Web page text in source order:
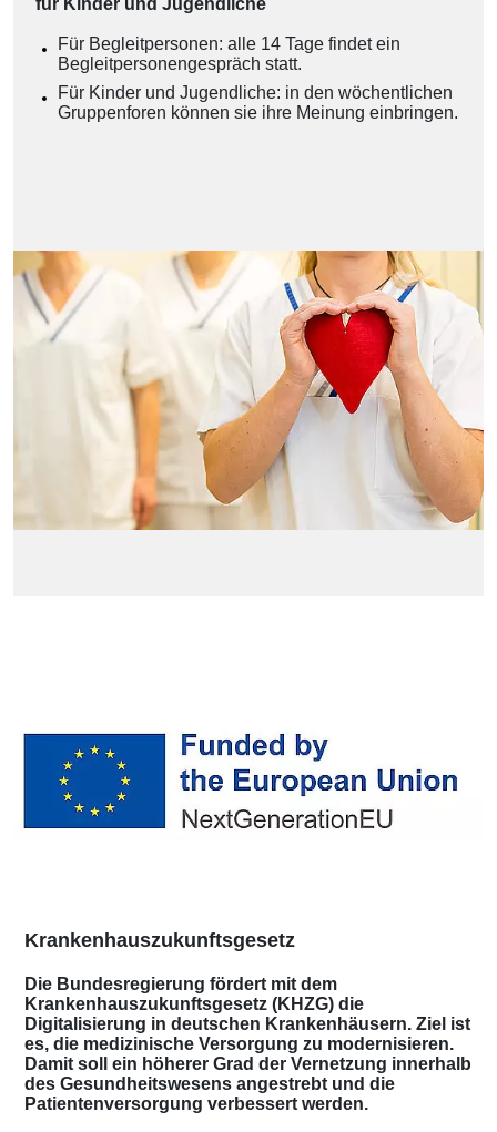
für Kinder und Jugendliche
Für Begleitpersonen: alle 14 Tage findet ein
Begleitpersonengespräch statt.
Für Kinder und Jugendliche: in den wöchentlichen
Gruppenforen können sie ihre Meinung einbringen.
Krankenhauszukunftsgesetz
Die Bundesregierung fördert mit dem
Krankenhauszukunftsgesetz (KHZG) die
Digitalisierung in deutschen Krankenhäusern. Ziel ist
es, die medizinische Versorgung zu modernisieren.
Damit soll ein höherer Grad der Vernetzung innerhalb
des Gesundheitswesens angestrebt und die
Patientenversorgung verbessert werden.